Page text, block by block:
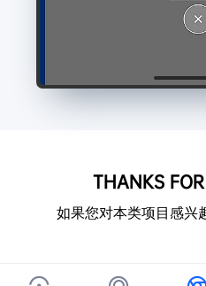
THANKS
如果您对本类项目感兴